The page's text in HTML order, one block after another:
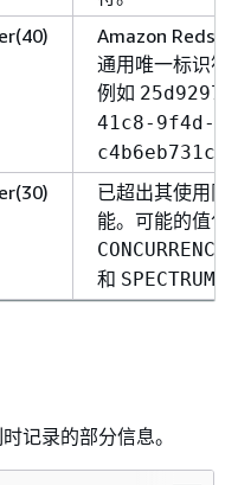
Amazon
通用唯一标识符
例如
41c8-9f4d-
c4b6eb731c09
已超出其使用限
能。可能的值包
和 SPECTRUM
记录的部分信息。